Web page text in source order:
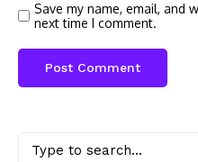
Save my name, email, and
next time I comment.